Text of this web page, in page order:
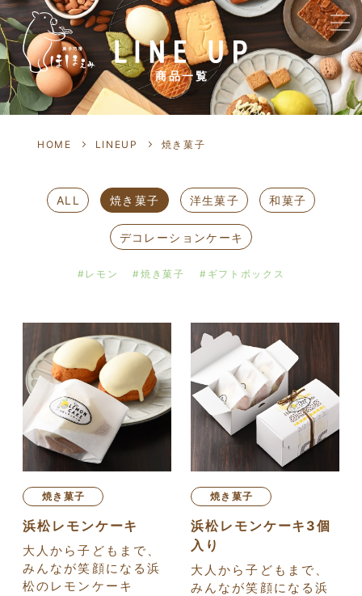
商品一覧
HOME LINEUP 焼き菓子
ALL 焼き菓子 洋生菓子 和菓子
デコレーションケーキ
#レモン #焼き菓子 #ギフトボックス
焼き菓子
浜松レモンケーキ
大人から子どもまで、
みんなが笑顔になる浜
松のレモンケーキ
焼き菓子
浜松レモンケーキ3個
入り
大人から子どもまで、
みんなが笑顔になる浜